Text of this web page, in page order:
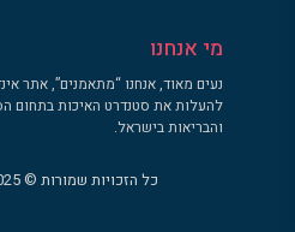
מי אנחנו
נעים מאוד, אנחנו “מתאמנים”, אתר
להעלות את סטנדרט האיכות בתחום
והבריאות בישראל.
כל הזכויות שמורות © 2025 אתר מתאמנים